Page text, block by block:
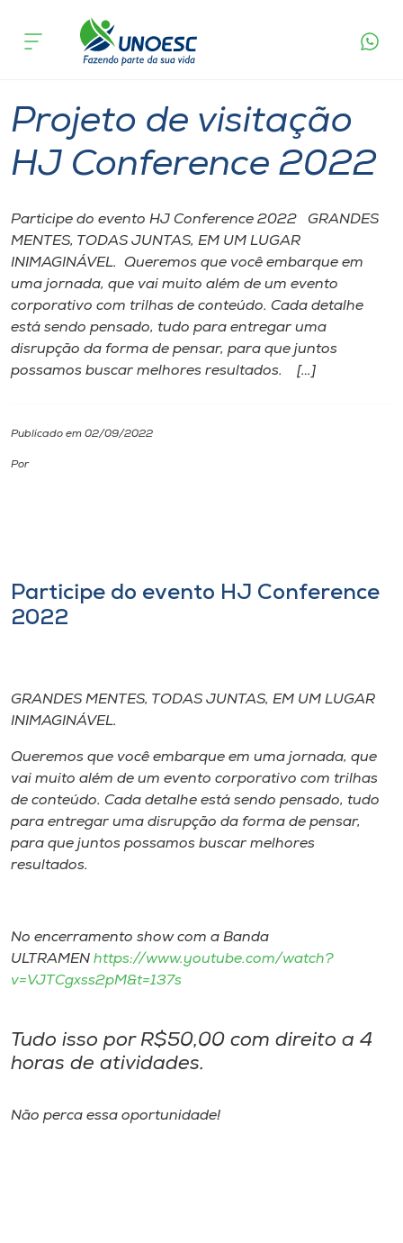
Cursos
Pesquisa
Portal de Ensino
A
CPA
Rádio
Museu
Unoesc
Selecione
A+
acontece
Projeto de visitação
HJ Conference 2022
Participe do evento HJ Conference 2022 GRANDES
MENTES, TODAS JUNTAS, EM UM LUGAR
INIMAGINÁVEL. Queremos que você embarque em
uma jornada, que vai muito além de um evento
corporativo com trilhas de conteúdo. Cada detalhe
está sendo pensado, tudo para entregar uma
disrupção da forma de pensar, para que juntos
possamos buscar melhores resultados. […]
Publicado em 02/09/2022
Por
Participe do evento HJ Conference
2022
GRANDES MENTES, TODAS JUNTAS, EM UM LUGAR
INIMAGINÁVEL.
Queremos que você embarque em uma jornada, que
vai muito além de um evento corporativo com trilhas
de conteúdo. Cada detalhe está sendo pensado, tudo
para entregar uma disrupção da forma de pensar,
para que juntos possamos buscar melhores
resultados.
No encerramento show com a Banda
ULTRAMEN https://www.youtube.com/watch?
v=VJTCgxss2pM&t=137s
Tudo isso por R$50,00 com direito a 4
horas de atividades.
Não perca essa oportunidade!